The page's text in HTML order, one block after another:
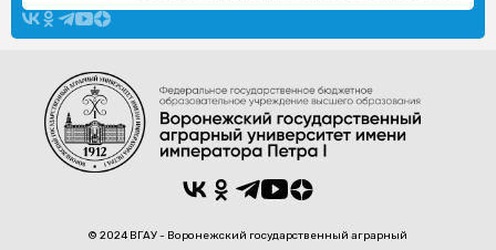
© 2024 ВГАУ - Воронежский государственный аграрный